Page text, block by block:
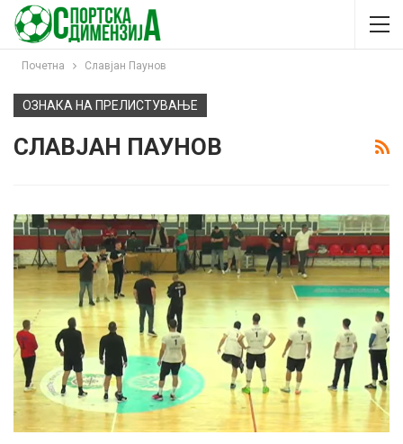
Почетна Славјан Паунов
ОЗНАКА НА ПРЕЛИСТУВАЊЕ
СЛАВЈАН ПАУНОВ